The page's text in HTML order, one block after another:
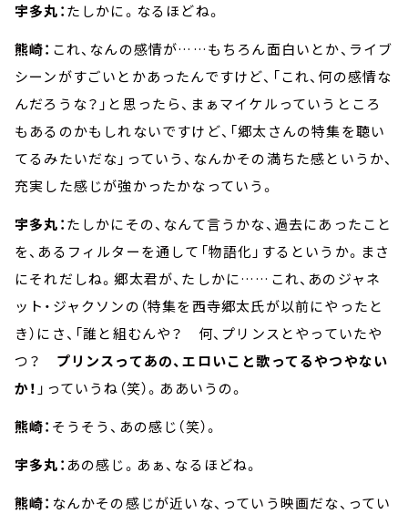
宇多丸：たしかに。なるほどね。
熊崎： これ、なんの感情が……もちろん面白いとか、ライブ
シーンがすごいとかあったんですけど、「これ、何の感情な
んだろうな？」と思ったら、まぁマイケルっていうところ
もあるのかもしれないですけど、「郷太さんの特集を聴い
てるみたいだな」っていう、なんかその満ちた感というか、
充実した感じが強かったかなっていう。
宇多丸：たしかにその、なんて言うかな、過去にあったこと
を、あるフィルターを通して「物語化」するというか。まさ
にそれだしね。郷太君が、たしかに……これ、あのジャネ
ット・ジャクソンの（特集を西寺郷太氏が以前にやったと
き）にさ、「誰と組むんや？ 何、プリンスとやっていたや
つ？ プリンスってあの、エロいこと歌ってるやつやない
か！ 」っていうね（笑）。ああいうの。
熊崎： そうそう、あの感じ（笑）。
宇多丸： あの感じ。あぁ、なるほどね。
熊崎： なんかその感じが近いな、っていう映画だな、ってい